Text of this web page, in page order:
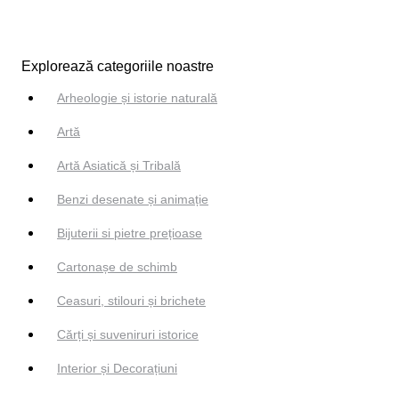
Explorează categoriile noastre
Arheologie și istorie naturală
Artă
Artă Asiatică și Tribală
Benzi desenate și animație
Bijuterii si pietre prețioase
Cartonașe de schimb
Ceasuri, stilouri și brichete
Cărți și suveniruri istorice
Interior și Decorațiuni